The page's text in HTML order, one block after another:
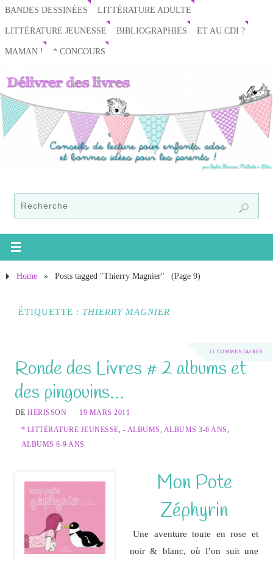
BANDES DESSINÉES LITTÉRATURE ADULTE
LITTÉRATURE JEUNESSE BIBLIOGRAPHIES ET AU CDI ?
MAMAN ! * CONCOURS
Home » Posts tagged "Thierry Magnier" (Page 9)
ÉTIQUETTE : THIERRY MAGNIER
11 COMMENTAIRES
Ronde des Livres # 2 albums et
des pingouins…
DEHERISSON
19 MARS 2011
* LITTÉRATURE JEUNESSE, - ALBUMS, ALBUMS 3-6 ANS,
ALBUMS 6-9 ANS
Mon Pote
Zéphyrin
Une aventure toute en rose et
noir & blanc, où l’on suit une